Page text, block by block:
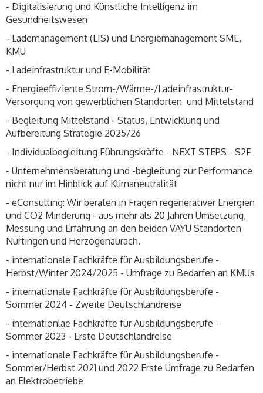
- Digitalisierung und Künstliche Intelligenz im
Gesundheitswesen
- Lademanagement (LIS) und Energiemanagement SME,
KMU
- Ladeinfrastruktur und E-Mobilität
- Energieeffiziente Strom-/Wärme-/Ladeinfrastruktur-
Versorgung von gewerblichen Standorten und Mittelstand
- Begleitung Mittelstand - Status, Entwicklung und
Aufbereitung Strategie 2025/26
- Individualbegleitung Führungskräfte - NEXT STEPS - S2F
- Unternehmensberatung und -begleitung zur Performance
nicht nur im Hinblick auf Klimaneutralität
- eConsulting: Wir beraten in Fragen regenerativer Energien
und CO2 Minderung - aus mehr als 20 Jahren Umsetzung,
Messung und Erfahrung an den beiden VAYU Standorten
Nürtingen und Herzogenaurach.
- internationale Fachkräfte für Ausbildungsberufe -
Herbst/Winter 2024/2025 - Umfrage zu Bedarfen an KMUs
- internationale Fachkräfte für Ausbildungsberufe -
Sommer 2024 - Zweite Deutschlandreise
- internationlae Fachkräfte für Ausbildungsberufe -
Sommer 2023 - Erste Deutschlandreise
- internationale Fachkräfte für Ausbildungsberufe -
Sommer/Herbst 2021 und 2022 Erste Umfrage zu Bedarfen
an Elektrobetriebe